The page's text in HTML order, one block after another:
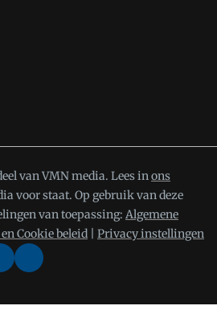
van VMN media. Lees inons
voor staat. Op gebruik van deze
van toepassing: Algemene
Cookie beleid Privacy instellingen